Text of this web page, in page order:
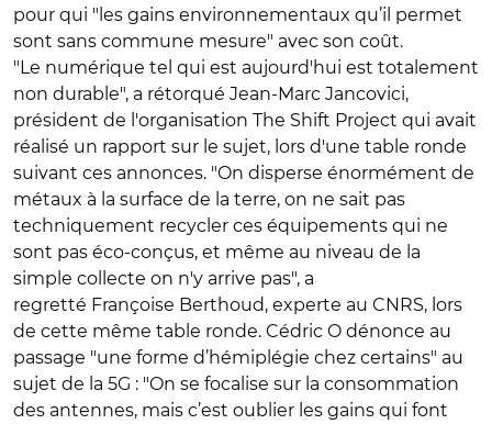
pour qui "les gains environnementaux qu’il permet
sont sans commune mesure" avec son coût.
"Le numérique tel qui est aujourd'hui est totalement
non durable", a rétorqué Jean-Marc Jancovici,
président de l'organisation The Shift Project qui avait
réalisé un rapport sur le sujet, lors d'une table ronde
suivant ces annonces. "On disperse énormément de
métaux à la surface de la terre, on ne sait pas
techniquement recycler ces équipements qui ne
sont pas éco-conçus, et même au niveau de la
simple collecte on n'y arrive pas", a
regretté Françoise Berthoud, experte au CNRS, lors
de cette même table ronde. Cédric O dénonce au
passage "une forme d’hémiplégie chez certains" au
sujet de la 5G : "On se focalise sur la consommation
des antennes, mais c’est oublier les gains qui font